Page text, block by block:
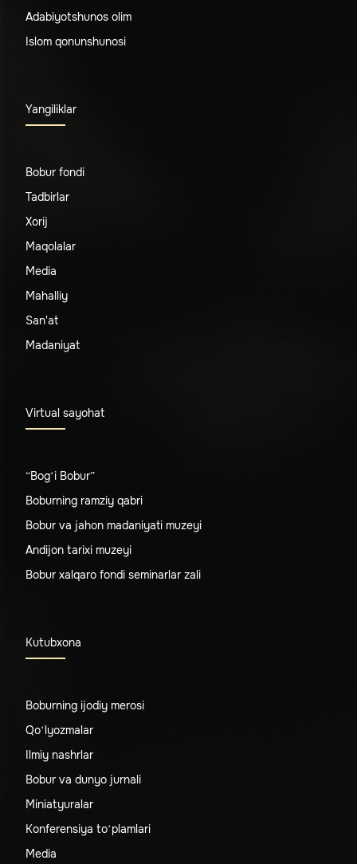
Adabiyotshunos olim
Islom qonunshunosi
Yangiliklar
Bobur fondi
Tadbirlar
Xorij
Maqolalar
Media
Mahalliy
San'at
Madaniyat
Virtual sayohat
“Bog‘i Bobur”
Boburning ramziy qabri
Bobur va jahon madaniyati muzeyi
Andijon tarixi muzeyi
Bobur xalqaro fondi seminarlar zali
Kutubxona
Boburning ijodiy merosi
Qo‘lyozmalar
Ilmiy nashrlar
Bobur va dunyo jurnali
Miniatyuralar
Konferensiya to‘plamlari
Media